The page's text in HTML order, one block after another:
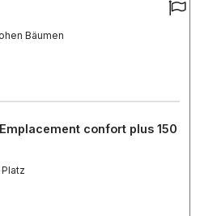
Bäumen
confort plus 150